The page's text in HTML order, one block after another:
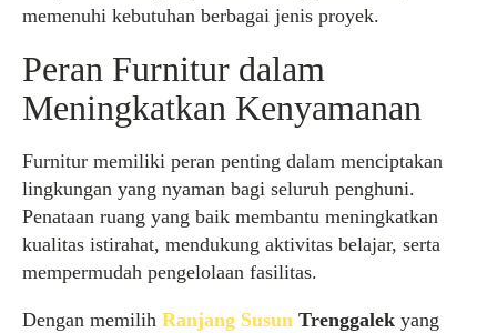
memenuhi kebutuhan berbagai jenis proyek.
Peran Furnitur dalam
Meningkatkan Kenyamanan
Furnitur memiliki peran penting dalam menciptakan
lingkungan yang nyaman bagi seluruh penghuni.
Penataan ruang yang baik membantu meningkatkan
kualitas istirahat, mendukung aktivitas belajar, serta
mempermudah pengelolaan fasilitas.
Dengan memilih Ranjang Susun Trenggalek yang